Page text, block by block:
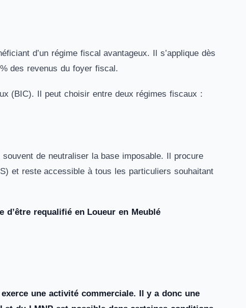
d’un régime fiscal avantageux. Il s’applique dès
des revenus du foyer fiscal.
(BIC). Il peut choisir entre deux régimes fiscaux :
de neutraliser la base imposable. Il procure
et reste accessible à tous les particuliers souhaitant
d’être requalifié en Loueur en Meublé
une activité commerciale. Il y a donc une